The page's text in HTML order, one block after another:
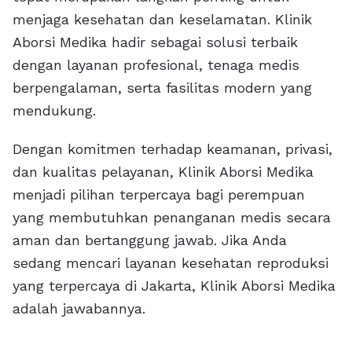
menjaga kesehatan dan keselamatan. Klinik
Aborsi Medika hadir sebagai solusi terbaik
dengan layanan profesional, tenaga medis
berpengalaman, serta fasilitas modern yang
mendukung.
Dengan komitmen terhadap keamanan, privasi,
dan kualitas pelayanan, Klinik Aborsi Medika
menjadi pilihan terpercaya bagi perempuan
yang membutuhkan penanganan medis secara
aman dan bertanggung jawab. Jika Anda
sedang mencari layanan kesehatan reproduksi
yang terpercaya di Jakarta, Klinik Aborsi Medika
adalah jawabannya.